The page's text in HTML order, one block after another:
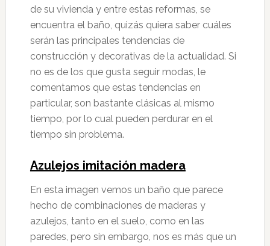
de su vivienda y entre estas reformas, se
encuentra el baño, quizás quiera saber cuáles
serán las principales tendencias de
construcción y decorativas de la actualidad. Si
no es de los que gusta seguir modas, le
comentamos que estas tendencias en
particular, son bastante clásicas al mismo
tiempo, por lo cual pueden perdurar en el
tiempo sin problema.
Azulejos imitación madera
En esta imagen vemos un baño que parece
hecho de combinaciones de maderas y
azulejos, tanto en el suelo, como en las
paredes, pero sin embargo, nos es más que un